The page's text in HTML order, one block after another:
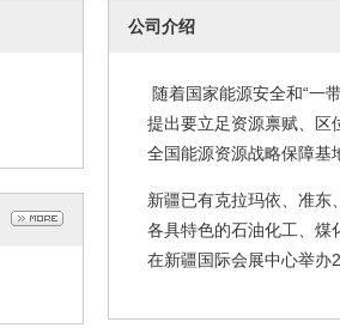
公司介绍
随着国家能源安全和“一
提出要立足资源禀赋、区
全国能源资源战略保障基
新疆已有克拉玛依、准
各具特色的石油化工、煤
在新疆国际会展中心举办